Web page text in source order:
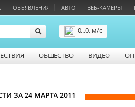
ОБЪЯВЛЕНИЯ АВТО ВЕБ-КАМЕРЫ
0...0, м/с
ОБЩЕСТВО ВИДЕО
ЗА 24 МАРТА 2011